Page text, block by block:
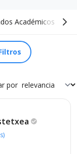
Académicos
por